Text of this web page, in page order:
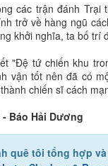
các trận đánh
trở về hàng ngũ
khởi nghĩa, ta bố trí
"Đệ tứ chiến khu
vận tốt nên đã có
chiến sĩ cách
- Báo Hải Dương
quê tôi tổng hợp